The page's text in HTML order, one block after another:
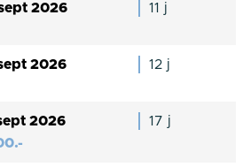
2026
11 j
2026
12 j
2026
17 j